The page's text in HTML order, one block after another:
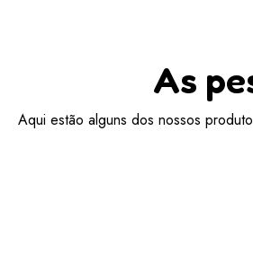
As
Aqui estão alguns dos nossos